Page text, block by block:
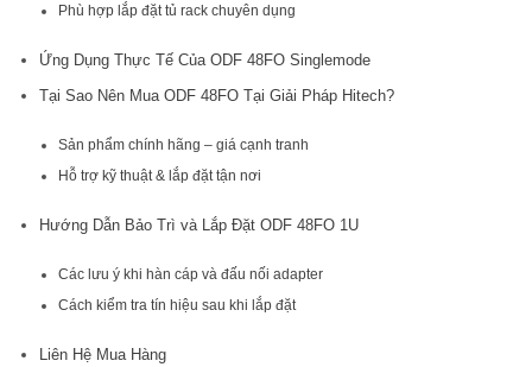
Phù hợp lắp đặt tủ rack chuyên dụng
Ứng Dụng Thực Tế Của ODF 48FO Singlemode
Tại Sao Nên Mua ODF 48FO Tại Giải Pháp Hitech?
Sản phẩm chính hãng – giá cạnh tranh
Hỗ trợ kỹ thuật & lắp đặt tận nơi
Hướng Dẫn Bảo Trì và Lắp Đặt ODF 48FO 1U
Các lưu ý khi hàn cáp và đấu nối adapter
Cách kiểm tra tín hiệu sau khi lắp đặt
Liên Hệ Mua Hàng